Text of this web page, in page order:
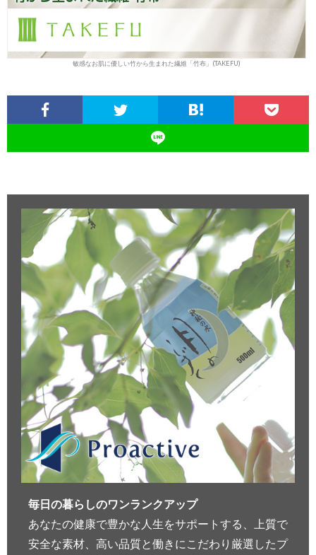
敏感なお肌に優しい竹から生まれた繊維「竹布」(TAKEFU)
毎日の暮らしのワンランクアップ
あなたの健康で豊かな人生をサポートする、上質で
安全な素材、高い品質と働きにこだわり厳選したプ